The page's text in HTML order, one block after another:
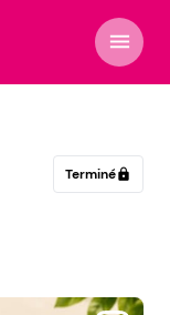
menu
Terminélock